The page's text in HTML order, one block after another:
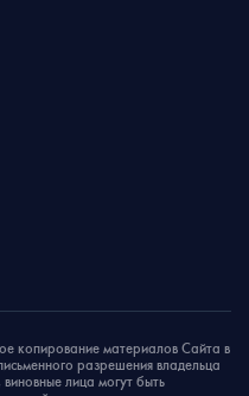
копирование материалов Сайта в
разрешения владельца
лица могут быть